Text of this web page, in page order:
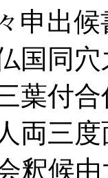
申出候
国同穴
葉付合
両三度
釈候由